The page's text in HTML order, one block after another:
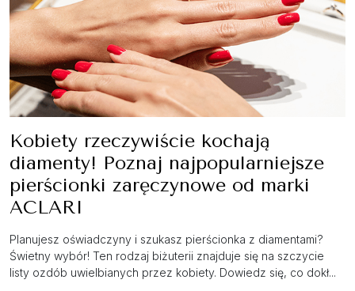
Kobiety rzeczywiście kochają
diamenty! Poznaj najpopularniejsze
pierścionki zaręczynowe od marki
ACLARI
Planujesz oświadczyny i szukasz pierścionka z diamentami?
Świetny wybór! Ten rodzaj biżuterii znajduje się na szczycie
listy ozdób uwielbianych przez kobiety. Dowiedz się, co dokł...